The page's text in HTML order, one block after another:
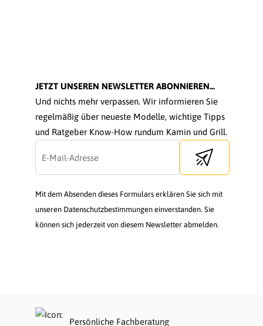
JETZT UNSEREN NEWSLETTER ABONNIEREN...
Und nichts mehr verpassen. Wir informieren Sie
regelmäßig über neueste Modelle, wichtige Tipps
und Ratgeber Know-How rundum Kamin und Grill.
Send newsletter
Mit dem Absenden dieses Formulars erklären Sie sich mit
unseren Datenschutzbestimmungen einverstanden. Sie
können sich jederzeit von diesem Newsletter abmelden.
Persönliche Fachberatung